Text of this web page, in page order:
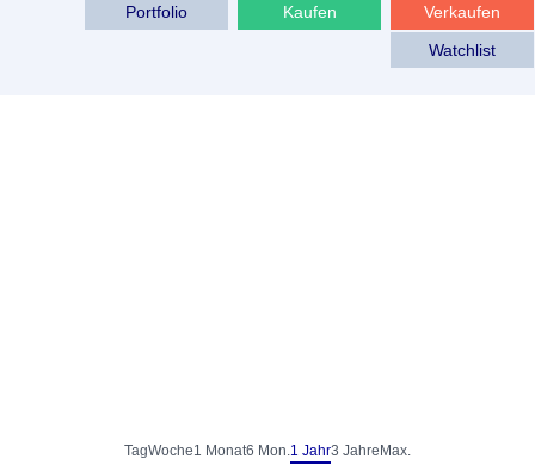
Verkaufen
Kaufen
Portfolio
Watchlist
TagWoche1 Monat6 Mon.1 Jahr3 Jahre Max.